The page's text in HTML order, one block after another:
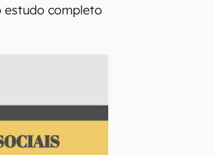
estudo completo